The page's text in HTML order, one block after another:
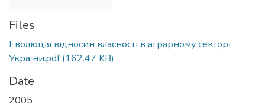
Files
Еволюція відносин власності в аграрному секторі
України.pdf (162.47 KB)
Date
2005